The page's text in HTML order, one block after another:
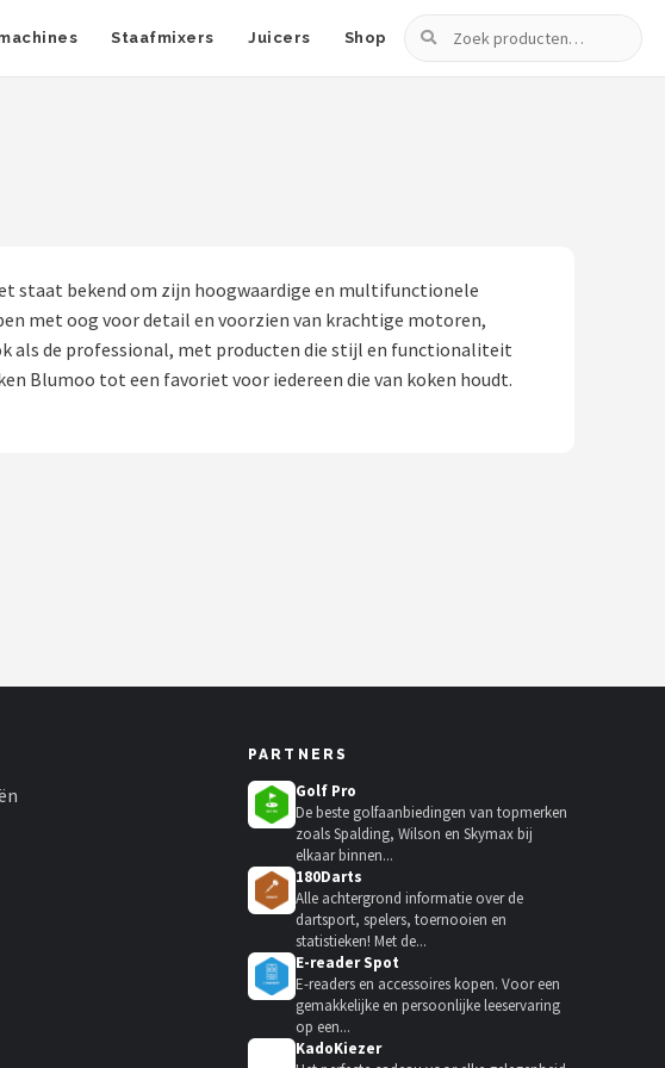
Staafmixers Juicers Shop
Zoeken
staat bekend om zijn hoogwaardige en multifunctionele
met oog voor detail en voorzien van krachtige motoren,
als de professional, met producten die stijl en functionaliteit
Blumoo tot een favoriet voor iedereen die van koken houdt.
PARTNERS
Golf Pro
De beste golfaanbiedingen van topmerken
zoals Spalding, Wilson en Skymax bij
elkaar binnen...
180Darts
Alle achtergrond informatie over de
dartsport, spelers, toernooien en
statistieken! Met de...
E-reader Spot
E-readers en accessoires kopen. Voor een
gemakkelijke en persoonlijke leeservaring
op een...
KadoKiezer